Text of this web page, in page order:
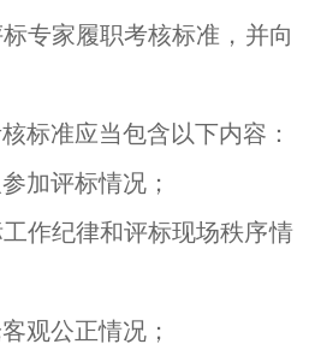
专家履职考核标准，并向
标准应当包含以下内容：
加评标情况；
工作纪律和评标现场秩序情
观公正情况；